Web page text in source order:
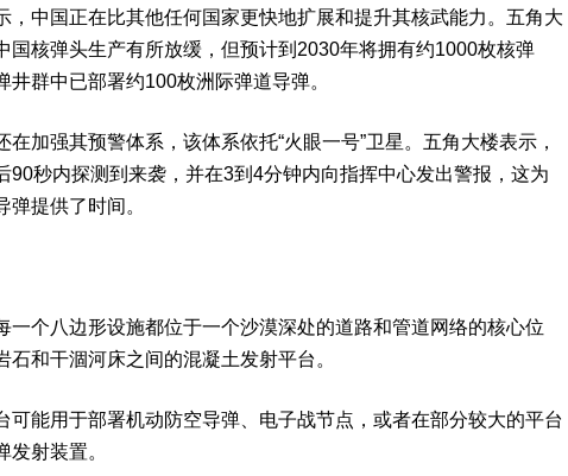
，中国正在比其他任何国家更快地扩展和提升其核武能力。五角大
国核弹头生产有所放缓，但预计到2030年将拥有约1000枚核弹
群中已部署约100枚洲际弹道导弹。
加强其预警体系，该体系依托“火眼一号”卫星。五角大楼表示，
90秒内探测到来袭，并在3到4分钟内向指挥中心发出警报，这为
提供了时间。
一个八边形设施都位于一个沙漠深处的道路和管道网络的核心位
和干涸河床之间的混凝土发射平台。
可能用于部署机动防空导弹、电子战节点，或者在部分较大的平台
发射装置。